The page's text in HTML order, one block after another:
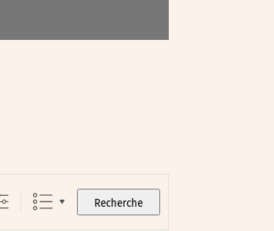
Recherche